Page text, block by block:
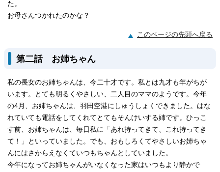
た。
お母さんつかれたのかな？
このページの先頭へ戻る
第二話 お姉ちゃん
私の長女のお姉ちゃんは、今二十才です。私とは九才も年がちが
います。とても明るくやさしい、二人目のママのようです。今年
の4月、お姉ちゃんは、羽田空港にしゅうしょくできました。はな
れていても電話をしてくれてとてもそんけいする姉です。ひっこ
す前、お姉ちゃんは、毎日私に「あれ持ってきて、これ持ってき
て！」といっていました。でも、おもしろくてやさしいお姉ちゃ
んにはさからえなくていつもちゃんとしていました。
今年になってお姉ちゃんがいなくなった家はいつもより静かで